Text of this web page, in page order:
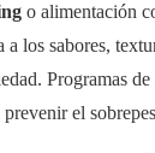
o alimentación
los sabores,
Programas
el